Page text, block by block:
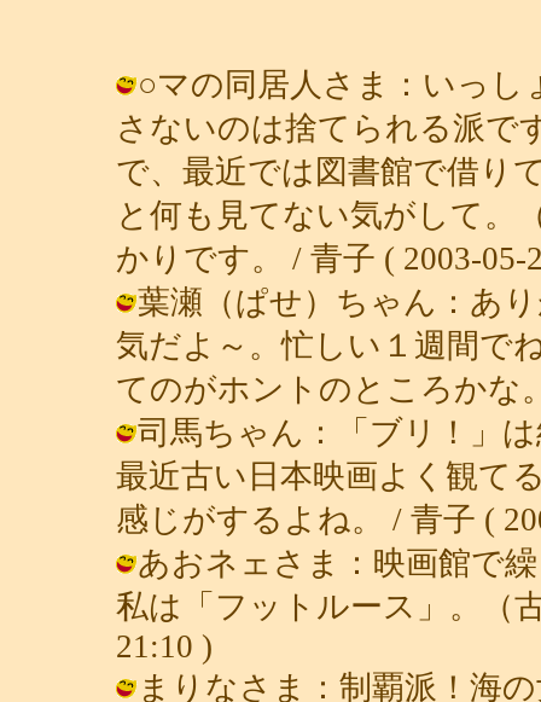
○マの同居人さま：いっし
さないのは捨てられる派で
で、最近では図書館で借り
と何も見てない気がして。
かりです。 / 青子 ( 2003-05-
葉瀬（ぱせ）ちゃん：あ
気だよ～。忙しい１週間で
てのがホントのところかな
司馬ちゃん：「ブリ！」
最近古い日本映画よく観て
感じがするよね。 / 青子 (
あおネェさま：映画館で
私は「フットルース」。（
21:10 )
まりなさま：制覇派！海